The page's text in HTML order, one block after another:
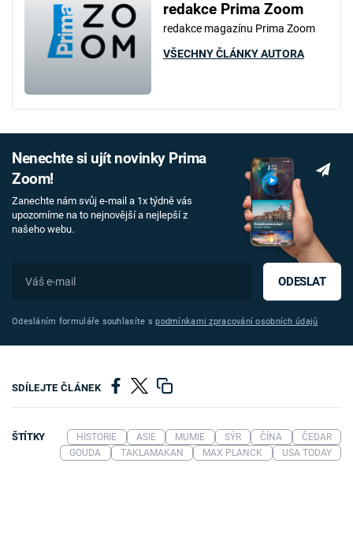
redakce Prima Zoom
redakce magazínu Prima Zoom
VŠECHNY ČLÁNKY AUTORA
Nenechte si ujít novinky Prima
Zoom!
Zanechte nám svůj e-mail a 1x týdně vás
upozorníme na to nejnovější a nejlepší z
našeho webu.
ODESLAT
Odesláním formuláře souhlasíte spodmínkami zpracování osobních údajů
SDÍLEJTE ČLÁNEK
ŠTÍTKY HISTORIE ASIE MUMIE SÝR ČÍNA
ČEDAR
GOUDA
TAKLAMAKAN MAX PLANCK USA TODAY